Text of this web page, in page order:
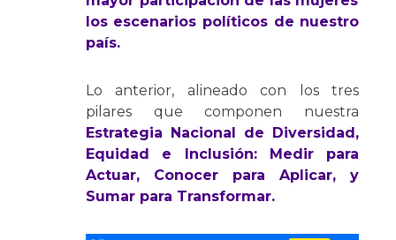
los escenarios políticos de nuestro
país.
Lo anterior, alineado con los tres
pilares que componen nuestra
Estrategia Nacional de Diversidad,
Equidad e Inclusión: Medir para
Actuar, Conocer para Aplicar, y
Sumar para Transformar.